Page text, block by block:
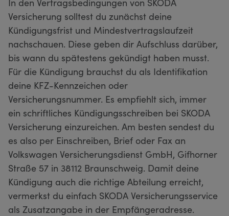
Versicherung solltest du zunächst deine
Kündigungsfrist und Mindestvertragslaufzeit
nachschauen. Diese geben dir Aufschluss darüber,
bis wann du spätestens gekündigt haben musst.
Für die Kündigung brauchst du als Identifikation
deine KFZ-Kennzeichen oder
Versicherungsnummer. Es empfiehlt sich, immer
ein schriftliches Kündigungsschreiben bei SKODA
Versicherung einzureichen. Am besten sendest du
es also per Einschreiben, Brief oder Fax an
Volkswagen Versicherungsdienst GmbH, Gifhorner
Straße 57 in 38112 Braunschweig. Damit deine
Kündigung auch die richtige Abteilung erreicht,
vermerkst du einfach SKODA Versicherungsservice
als Zusatzangabe in der Empfängeradresse.